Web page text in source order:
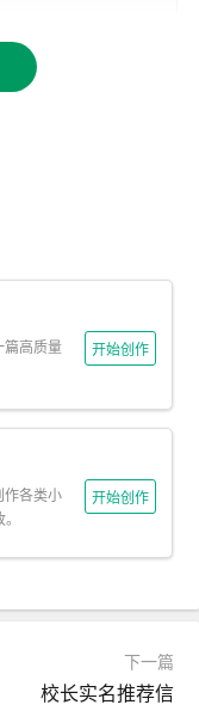
究，提高学生分析
，使每位学生都能
学生的社会主义核
规章制度，提高学
篇高质量
开始创作
作各类小
开始创作
下一篇
校长实名推荐信